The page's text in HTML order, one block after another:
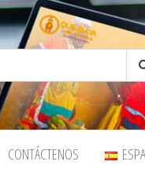
CONTÁCTENOS